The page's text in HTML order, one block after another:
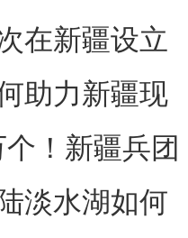
展生力军
在新疆设立
地缘何花落
助力新疆现
级？
！新疆兵团
痴迷字谜创
淡水湖如何